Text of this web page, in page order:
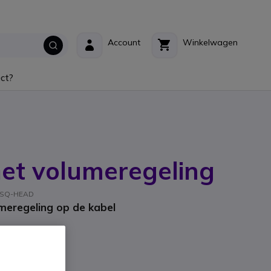
Winkelwagen
Account
volumeregeling
HEAD
op de kabel